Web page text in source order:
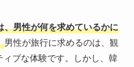
、男性が何を求めているかに
男性が旅行に求めるのは、観
ブな体験です。しかし、韓